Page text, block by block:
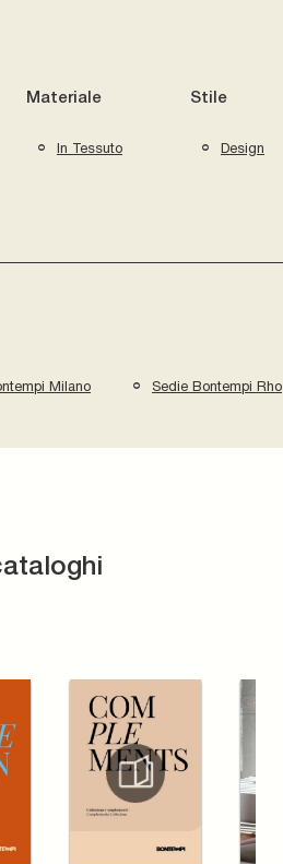
Materiale
In Tessuto
Stile
Design
Milano Sedie Bontempi Rho